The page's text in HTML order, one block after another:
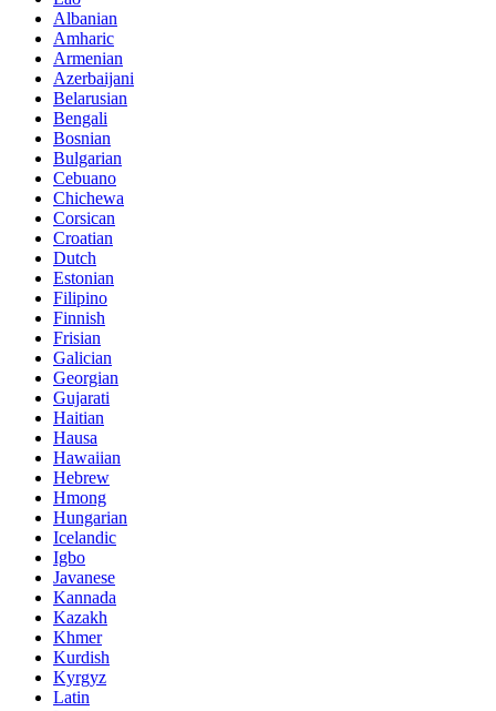
Albanian
Amharic
Armenian
Azerbaijani
Belarusian
Bengali
Bosnian
Bulgarian
Cebuano
Chichewa
Corsican
Croatian
Dutch
Estonian
Filipino
Finnish
Frisian
Galician
Georgian
Gujarati
Haitian
Hausa
Hawaiian
Hebrew
Hmong
Hungarian
Icelandic
Igbo
Javanese
Kannada
Kazakh
Khmer
Kurdish
Kyrgyz
Latin